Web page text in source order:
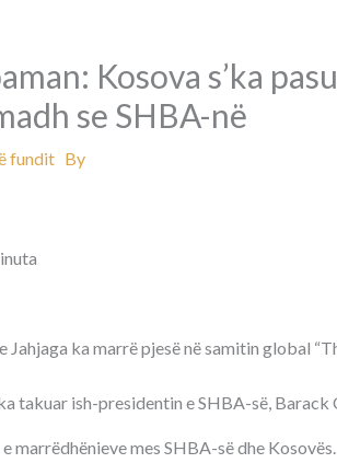
Kosova s’ka
se SHBA-në
funditBy
ka marrë pjesë në samitin global
takuar ish-presidentin e SHBA-së, Barack
marrëdhënieve mes SHBA-së dhe Kosovës.